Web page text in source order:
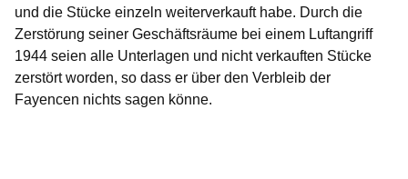
und die Stücke einzeln weiterverkauft habe. Durch die
Zerstörung seiner Geschäftsräume bei einem Luftangriff
1944 seien alle Unterlagen und nicht verkauften Stücke
zerstört worden, so dass er über den Verbleib der
Fayencen nichts sagen könne.